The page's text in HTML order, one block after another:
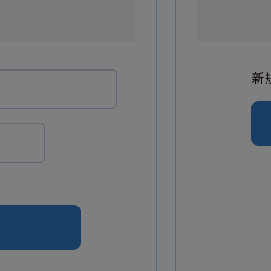
新規登